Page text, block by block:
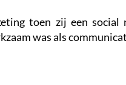
toen zij een
was als